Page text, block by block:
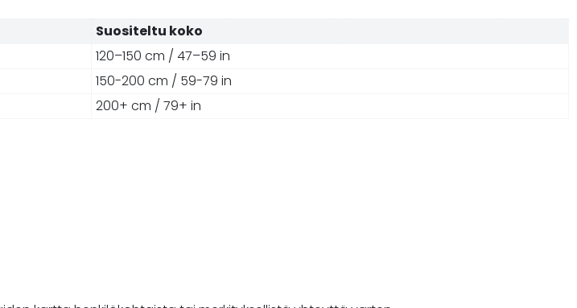
Suositeltu koko
120–150 cm / 47–59 in
150-200 cm / 59-79 in
200+ cm / 79+ in